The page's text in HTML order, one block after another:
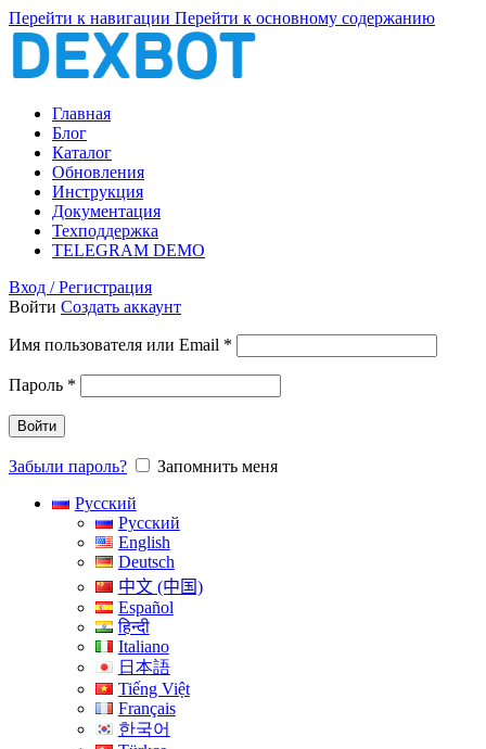
Перейти к навигации Перейти к основному содержанию
Главная
Блог
Каталог
Обновления
Инструкция
Документация
Техподдержка
TELEGRAM DEMO
Вход / Регистрация
Войти Создать аккаунт
Имя пользователя или Email *
Пароль *
Войти
Забыли пароль?
Запомнить меня
Русский
Русский
English
Deutsch
中文 (中国)
Español
हिन्दी
Italiano
日本語
Tiếng Việt
Français
한국어